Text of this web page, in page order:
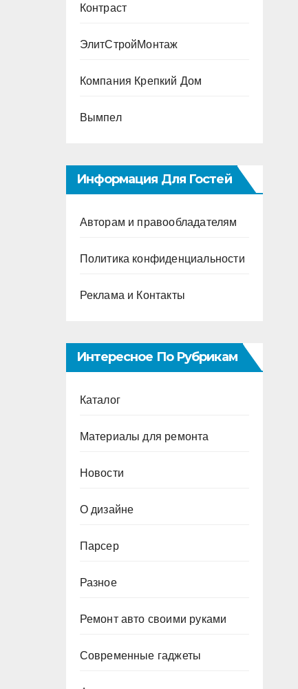
Контраст
ЭлитСтройМонтаж
Компания Крепкий Дом
Вымпел
Информация Для Гостей
Авторам и правообладателям
Политика конфиденциальности
Реклама и Контакты
Интересное По Рубрикам
Каталог
Материалы для ремонта
Новости
О дизайне
Парсер
Разное
Ремонт авто своими руками
Современные гаджеты